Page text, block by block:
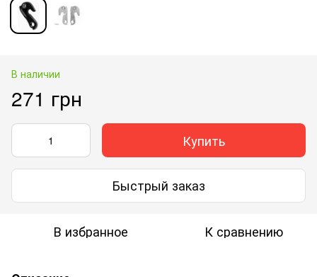
В наличии
271 грн
Купить
Быстрый заказ
В избранное К сравнению